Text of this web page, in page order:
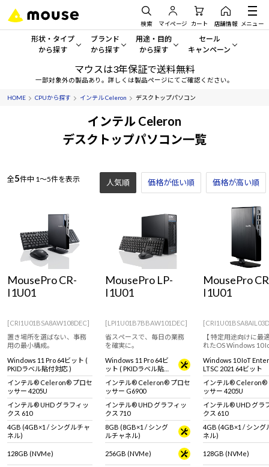
検索 マイページ カート 店舗情報 メニュー
形状・タイプ
から探す
形状・タイプから探す をすべてみる
デスクトップPC
ワークステーション
ディスプレイ
Windows 11 Copilot+ PC
ブランド
から探す
mouse
G TUNE
MousePro
Windows 11|Copilot+ PC
用途・目的
から探す
一般向けパソコン
ゲーミングPC・ゲーム向けパソコン
学習向けパソコン
スペック/パーツ別
AIおすすめパソコン
Windows 11 Copilot+ PC
セール
キャンペーン
セール・キャンペー
期間限定セール
アウトレットパソコン
おすすめ目玉パソコン
今イチオシのパソコンをピ
Copilot+ PC
マウスは3年保証で送料無料
一部対象外の製品あり。詳しくは製品ページにてご確認ください。
HOME CPUから探す インテル Celeron デスクトップパソコン
インテル Celeron
デスクトップパソコン一覧
全5件中 1～5件を表示 人気順 価格が低い順 価格が高い順
MousePro CR-
I1U01
[CRI1U01BSA8AW108DEC]
置き場所を選ばない、事務
用の最小構成。
Windows 11 Pro 64ビット (
PKIDラベル貼付対応 )
インテル® Celeron® プロセ
ッサー 4205U
インテル® UHD グラフィッ
クス 610
4GB (4GB×1 / シングルチャ
ネル)
128GB (NVMe)
MousePro LP-
I1U01
[LPI1U01B7BBAW101DEC]
省スペースで、毎日の業務
を確実に。
Windows 11 Pro 64ビ
ット ( PKIDラベル貼付
対応 )
インテル® Celeron® プロセ
ッサー G6900
インテル® UHD グラフィッ
クス 710
8GB (8GB×1 / シング
ルチャネル)
256GB (NVMe)
MousePro
I1U01
【 特定用途向けに最
れたOS Windows 10
とは異なります。 ※
は商品説明欄、
IoT Enterprise特設ペ
ご覧ください】コン
デスクトップパソコ
Windows 10 IoT
LTSC 2021 64ビット
インテル® Celeron®
ッサー 4205U
インテル® UHD グラ
クス 610
4GB (4GB×1 / シング
ネル)
128GB (NVMe)